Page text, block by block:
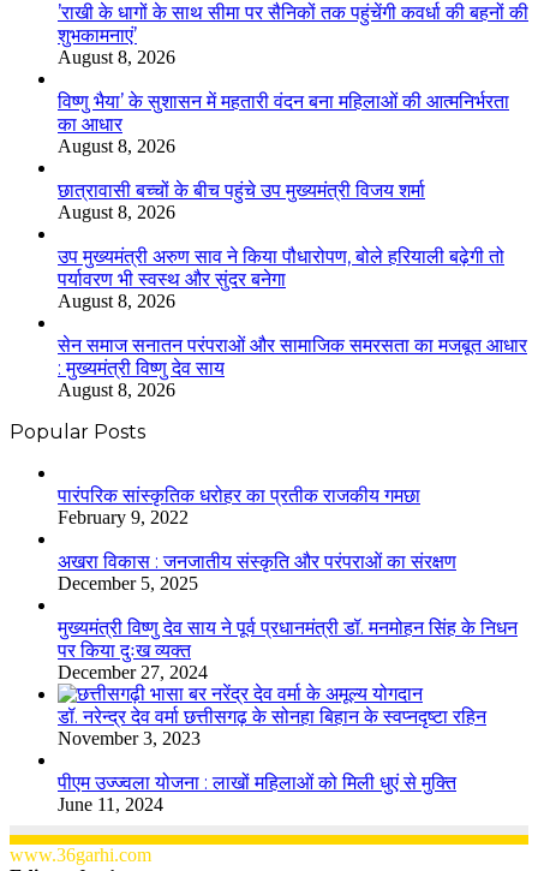
’राखी के धागों के साथ सीमा पर सैनिकों तक पहुंचेंगी कवर्धा की बहनों की
शुभकामनाएं’
August 8, 2026
विष्णु भैया’ के सुशासन में महतारी वंदन बना महिलाओं की आत्मनिर्भरता
का आधार
August 8, 2026
छात्रावासी बच्चों के बीच पहुंचे उप मुख्यमंत्री विजय शर्मा
August 8, 2026
उप मुख्यमंत्री अरुण साव ने किया पौधारोपण, बोले हरियाली बढ़ेगी तो
पर्यावरण भी स्वस्थ और सुंदर बनेगा
August 8, 2026
सेन समाज सनातन परंपराओं और सामाजिक समरसता का मजबूत आधार
: मुख्यमंत्री विष्णु देव साय
August 8, 2026
Popular Posts
​​​​​​​पारंपरिक सांस्कृतिक धरोहर का प्रतीक राजकीय गमछा
February 9, 2022
अखरा विकास : जनजातीय संस्कृति और परंपराओं का संरक्षण
December 5, 2025
मुख्यमंत्री विष्णु देव साय ने पूर्व प्रधानमंत्री डॉ. मनमोहन सिंह के निधन
पर किया दुःख व्यक्त
December 27, 2024
डॉ. नरेन्द्र देव वर्मा छत्तीसगढ़ के सोनहा बिहान के स्वप्नदृष्टा रहिन
November 3, 2023
पीएम उज्ज्वला योजना : लाखों महिलाओं को मिली धुएं से मुक्ति
June 11, 2024
www.36garhi.com